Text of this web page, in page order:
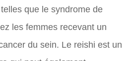
que le syndrome de
les femmes recevant un
du sein. Le reishi est un